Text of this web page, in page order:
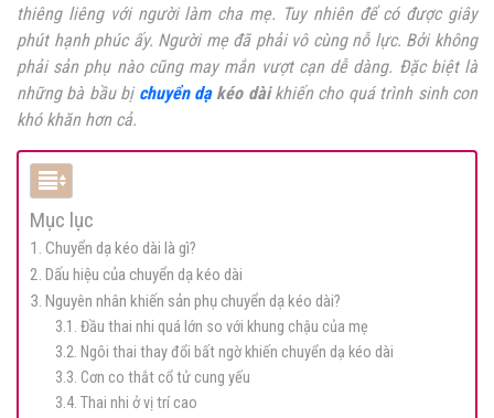
thiêng liêng với người làm cha mẹ. Tuy nhiên để có được giây
phút hạnh phúc ấy. Người mẹ đã phải vô cùng nỗ lực. Bởi không
phải sản phụ nào cũng may mắn vượt cạn dễ dàng. Đặc biệt là
những bà bầu bị chuyển dạkéo dàikhiến cho quá trình sinh con
khó khăn hơn cả.
Mục lục
1. Chuyển dạ kéo dài là gì?
2. Dấu hiệu của chuyển dạ kéo dài
3. Nguyên nhân khiến sản phụ chuyển dạ kéo dài?
3.1. Đầu thai nhi quá lớn so với khung chậu của mẹ
3.2. Ngôi thai thay đổi bất ngờ khiến chuyển dạ kéo dài
3.3. Cơn co thắt cổ tử cung yếu
3.4. Thai nhi ở vị trí cao